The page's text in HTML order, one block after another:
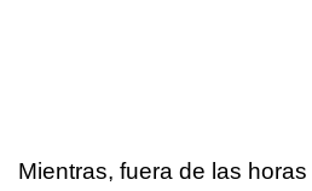
Mientras, fuera de las